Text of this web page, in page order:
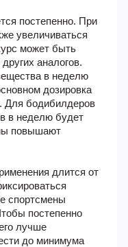
постепенно. При
увеличиваться
может быть
аналогов.
в неделю
дозировка
Для бодибилдеров
в неделю будет
повышают
длится от
спортсмены
постепенно
лучше
до минимума